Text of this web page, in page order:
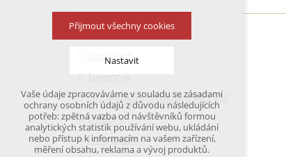
Vize úřadu
Tajemník
Organizační struktura MÚ VM
Odbory
Formuláře
Přijmout všechny cookies
Nastavit
Technická cookies
nutná pro provozování webu
udržení kontextu stránek (session): případná
přihlášení, volby jazyka, apod.
Vaše údaje zpracováváme v souladu se zásadami
ochrany osobních údajů z důvodu následujících
potřeb: zpětná vazba od návštěvníků formou
analytických statistik používání webu, ukládání
nebo přístup k informacím na vašem zařízení,
měření obsahu, reklama a vývoj produktů.